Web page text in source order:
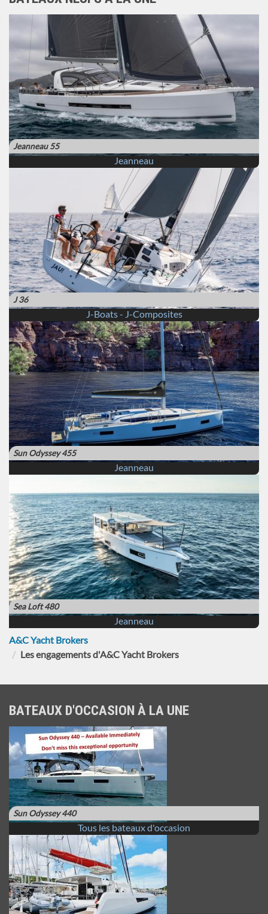
Jeanneau 55
Jeanneau
J 36
J-Boats - J-Composites
Sun Odyssey 455
Jeanneau
Sea Loft 480
Jeanneau
A&C Yacht Brokers
Les engagements d'A&C Yacht Brokers
BATEAUX D'OCCASION À LA UNE
Sun Odyssey 440
Tous les bateaux d'occasion